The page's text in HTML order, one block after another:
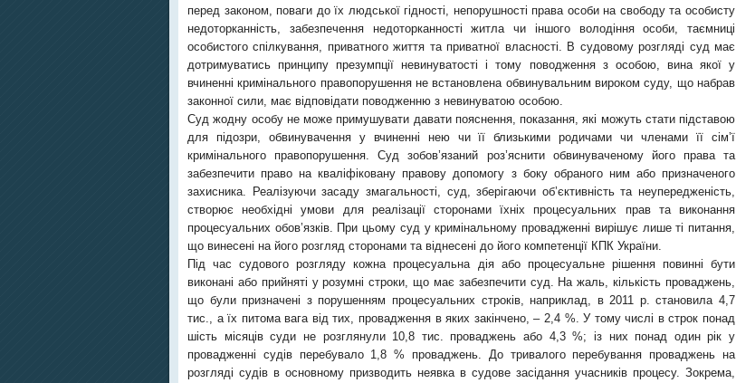
перед законом, поваги до їх людської гідності, непорушності права особи на свободу та особисту
недоторканність, забезпечення недоторканності житла чи іншого володіння особи, таємниці
особистого спілкування, приватного життя та приватної власності. В судовому розгляді суд має
дотримуватись принципу презумпції невинуватості і тому поводження з особою, вина якої у
вчиненні кримінального правопорушення не встановлена обвинувальним вироком суду, що набрав
законної сили, має відповідати поводженню з невинуватою особою.
Суд жодну особу не може примушувати давати пояснення, показання, які можуть стати підставою
для підозри, обвинувачення у вчиненні нею чи її близькими родичами чи членами її сім’ї
кримінального правопорушення. Суд зобов’язаний роз’яснити обвинуваченому його права та
забезпечити право на кваліфіковану правову допомогу з боку обраного ним або призначеного
захисника. Реалізуючи засаду змагальності, суд, зберігаючи об’єктивність та неупередженість,
створює необхідні умови для реалізації сторонами їхніх процесуальних прав та виконання
процесуальних обов’язків. При цьому суд у кримінальному провадженні вирішує лише ті питання,
що винесені на його розгляд сторонами та віднесені до його компетенції КПК України.
Під час судового розгляду кожна процесуальна дія або процесуальне рішення повинні бути
виконані або прийняті у розумні строки, що має забезпечити суд. На жаль, кількість проваджень,
що були призначені з порушенням процесуальних строків, наприклад, в 2011 р. становила 4,7
тис., а їх питома вага від тих, провадження в яких закінчено, – 2,4 %. У тому числі в строк понад
шість місяців суди не розглянули 10,8 тис. проваджень або 4,3 %; із них понад один рік у
провадженні судів перебувало 1,8 % проваджень. До тривалого перебування проваджень на
розгляді судів в основному призводить неявка в судове засідання учасників процесу. Зокрема,